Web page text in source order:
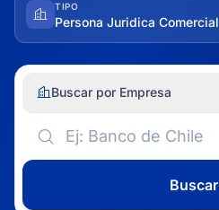
TIPO
Persona Juridica Comercial
Buscar por Empresa
Buscar